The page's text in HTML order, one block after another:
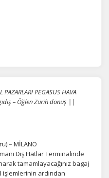
PEGASUS HAVA
– Öğlen Zürih dönüş ||
– MİLANO
Dış Hatlar Terminalinde
tamamlayacağınız bagaj
ardından